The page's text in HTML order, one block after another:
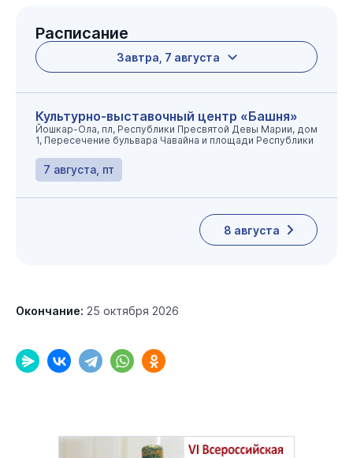
Расписание
Завтра, 7 августа
Культурно-выставочный центр «Башня»
Йошкар-Ола, пл, Республики Пресвятой Девы Марии, дом
1, Пересечение бульвара Чавайна и площади Республики
7 августа, пт
8 августа
Окончание: 25 октября 2026